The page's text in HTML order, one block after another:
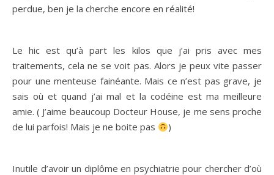
perdue, ben je la cherche encore en réalité!
Le hic est qu’à part les kilos que j’ai pris avec mes
traitements, cela ne se voit pas. Alors je peux vite passer
pour une menteuse fainéante. Mais ce n’est pas grave, je
sais où et quand j’ai mal et la codéine est ma meilleure
amie. ( J’aime beaucoup Docteur House, je me sens proche
de lui parfois! Mais je ne boite pas
)
Inutile d’avoir un diplôme en psychiatrie pour chercher d’où